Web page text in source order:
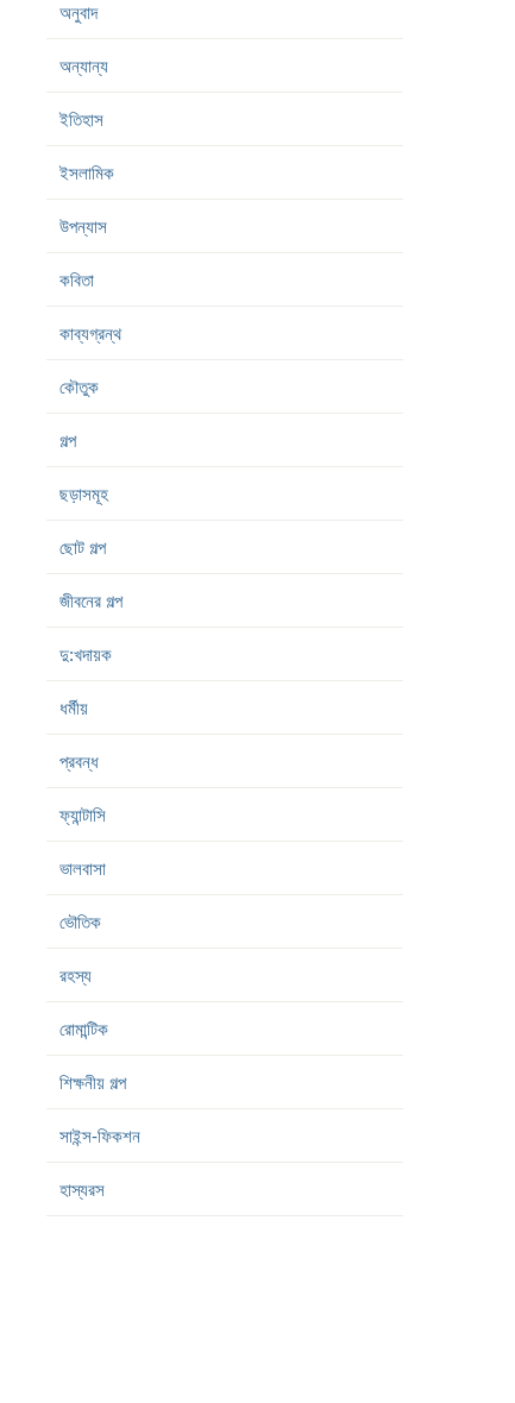
অনুবাদ
অন্যান্য
ইতিহাস
ইসলামিক
উপন্যাস
কবিতা
কাব্যগ্রন্থ
কৌতুক
গল্প
ছড়াসমূহ
ছোট গল্প
জীবনের গল্প
দু:খদায়ক
ধর্মীয়
প্রবন্ধ
ফ্যান্টাসি
ভালবাসা
ভৌতিক
রহস্য
রোমান্টিক
শিক্ষনীয় গল্প
সাইন্স-ফিকশন
হাস্যরস